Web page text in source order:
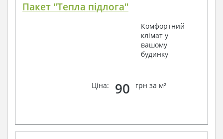
Пакет "Тепла підлога"
Комфортний
клімат у
вашому
будинку
Ціна: 90 грн за м²